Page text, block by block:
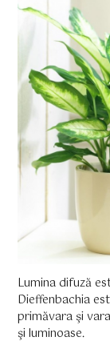
Lumina difuză
Dieffenbachia
primăvara şi
şi luminoase.